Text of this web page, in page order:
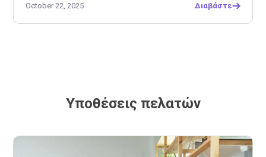
October 22, 2025 Διαβάστε
Υποθέσεις πελατών